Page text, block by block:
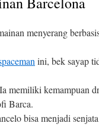
menyerang
ini, bek sayap
memiliki kemampuan
Barca.
bisa menjadi